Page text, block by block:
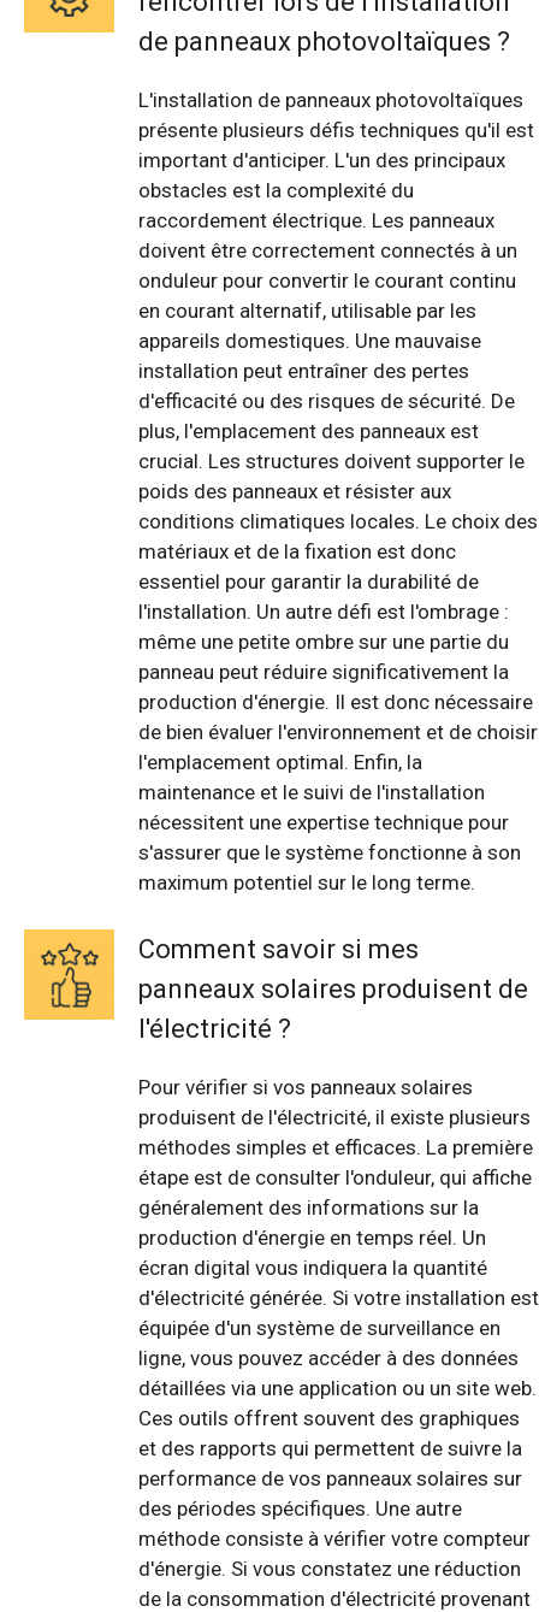
de panneaux photovoltaïques ?
L'installation de panneaux photovoltaïques
présente plusieurs défis techniques qu'il est
important d'anticiper. L'un des principaux
obstacles est la complexité du
raccordement électrique. Les panneaux
doivent être correctement connectés à un
onduleur pour convertir le courant continu
en courant alternatif, utilisable par les
appareils domestiques. Une mauvaise
installation peut entraîner des pertes
d'efficacité ou des risques de sécurité. De
plus, l'emplacement des panneaux est
crucial. Les structures doivent supporter le
poids des panneaux et résister aux
conditions climatiques locales. Le choix des
matériaux et de la fixation est donc
essentiel pour garantir la durabilité de
l'installation. Un autre défi est l'ombrage :
même une petite ombre sur une partie du
panneau peut réduire significativement la
production d'énergie. Il est donc nécessaire
de bien évaluer l'environnement et de choisir
l'emplacement optimal. Enfin, la
maintenance et le suivi de l'installation
nécessitent une expertise technique pour
s'assurer que le système fonctionne à son
maximum potentiel sur le long terme.
Comment savoir si mes
panneaux solaires produisent de
l'électricité ?
Pour vérifier si vos panneaux solaires
produisent de l'électricité, il existe plusieurs
méthodes simples et efficaces. La première
étape est de consulter l'onduleur, qui affiche
généralement des informations sur la
production d'énergie en temps réel. Un
écran digital vous indiquera la quantité
d'électricité générée. Si votre installation est
équipée d'un système de surveillance en
ligne, vous pouvez accéder à des données
détaillées via une application ou un site web.
Ces outils offrent souvent des graphiques
et des rapports qui permettent de suivre la
performance de vos panneaux solaires sur
des périodes spécifiques. Une autre
méthode consiste à vérifier votre compteur
d'énergie. Si vous constatez une réduction
de la consommation d'électricité provenant